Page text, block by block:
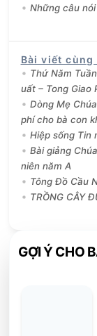
Những câu
Bài viết
Thứ Năm
uất – Tong Giao
Dòng Mẹ
phí cho bà con
Hiệp sống Tin
Bài giảng
niên năm A
Tông Đồ Cầu
TRỒNG CÂY
GỢI Ý CHO